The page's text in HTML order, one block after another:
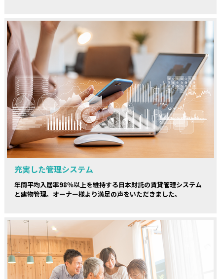
充実した管理システム
年間平均入居率98％以上を維持する日本財託の賃貸管理システム
と建物管理。オーナー様より満足の声をいただきました。